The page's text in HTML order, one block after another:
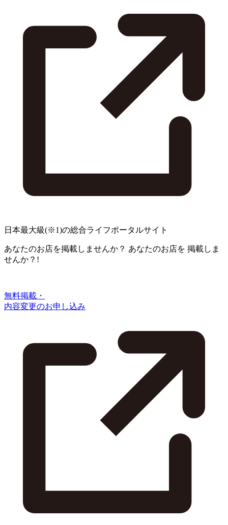
日本最大級(※1)の総合ライフポータルサイト
あなたのお店を掲載しませんか？ あなたのお店を 掲載しま
せんか？!
無料掲載・
内容変更のお申し込み